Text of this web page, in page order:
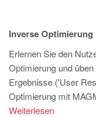
Inverse
Erlernen Sie den
Optimierung und
Ergebnisse ('User
Optimierung mit
Weiterlesen